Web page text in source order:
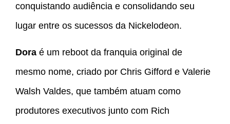
conquistando audiência e consolidando seu
lugar entre os sucessos da Nickelodeon.
Dora é um reboot da franquia original de
mesmo nome, criado por Chris Gifford e Valerie
Walsh Valdes, que também atuam como
produtores executivos junto com Rich